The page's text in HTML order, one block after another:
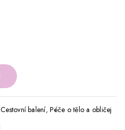
Cestovní balení,Péče o tělo a obličej